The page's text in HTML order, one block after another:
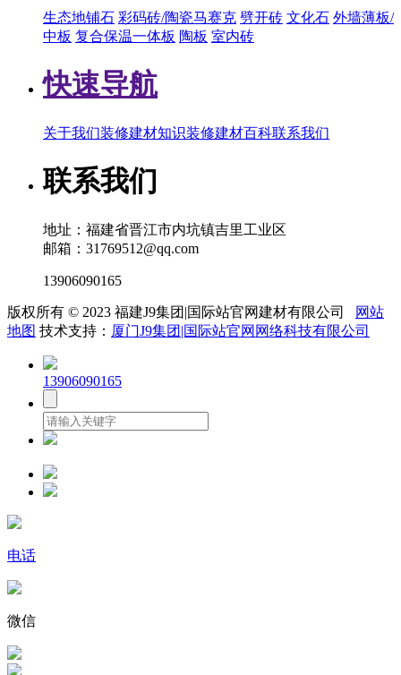
生态地铺石 彩码砖/陶瓷马赛克 劈开砖 文化石 外墙薄板/
中板 复合保温一体板 陶板 室内砖
快速导航
关于我们装修建材知识装修建材百科联系我们
联系我们
地址：福建省晋江市内坑镇吉里工业区
邮箱：31769512@qq.com
13906090165
版权所有 © 2023 福建J9集团|国际站官网建材有限公司
网站
地图 技术支持： 厦门J9集团|国际站官网网络科技有限公司
13906090165
电话
微信